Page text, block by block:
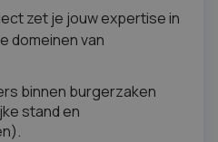
zet je jouw expertise in
domeinen van
binnen burgerzaken
stand en